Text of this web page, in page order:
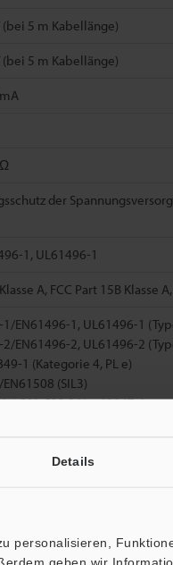
Details
personalisieren,
geben wir
(bei 5 m Kabellänge)
(bei 5 m Kabellänge)
der
1, UL61496-1
A, FCC Part 15B Klasse
EN61496-1, UL61496-1
2/EN61496-2, UL61496-2
1 (Kategorie 4, PL e)
(SIL3)
/ CSA C22.2 No. 60947-1